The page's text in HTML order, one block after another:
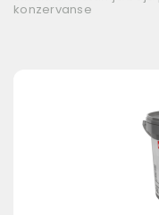
konzervanse